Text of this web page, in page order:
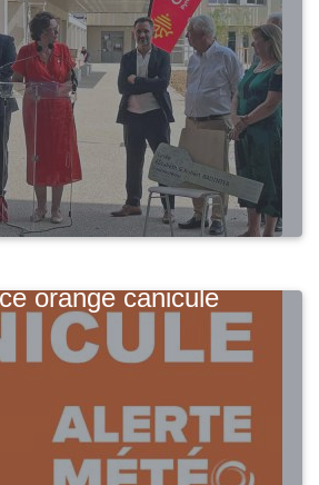
orange canicule